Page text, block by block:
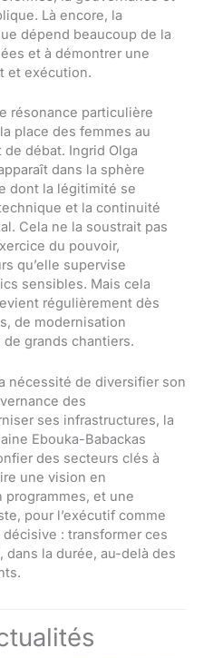
Là encore, la
dépend beaucoup de la
et à démontrer une
et exécution.
résonance particulière
place des femmes au
de débat. Ingrid Olga
dans la sphère
dont la légitimité se
et la continuité
Cela ne la soustrait pas
du pouvoir,
qu’elle supervise
sensibles. Mais cela
régulièrement dès
de modernisation
grands chantiers.
nécessité de diversifier son
des
ses infrastructures, la
Ebouka-Babackas
des secteurs clés à
une vision en
et une
pour l’exécutif comme
: transformer ces
la durée, au-delà des